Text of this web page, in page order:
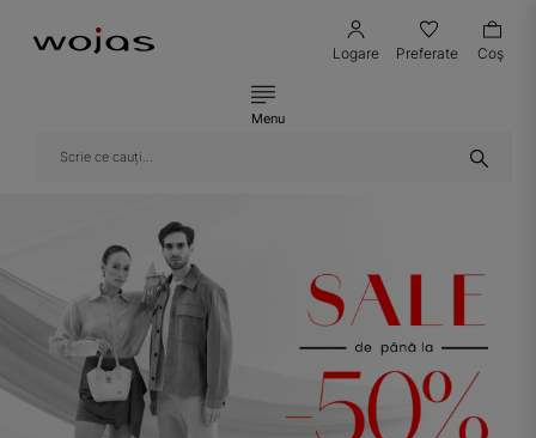
Logare Preferate Coş
Menu